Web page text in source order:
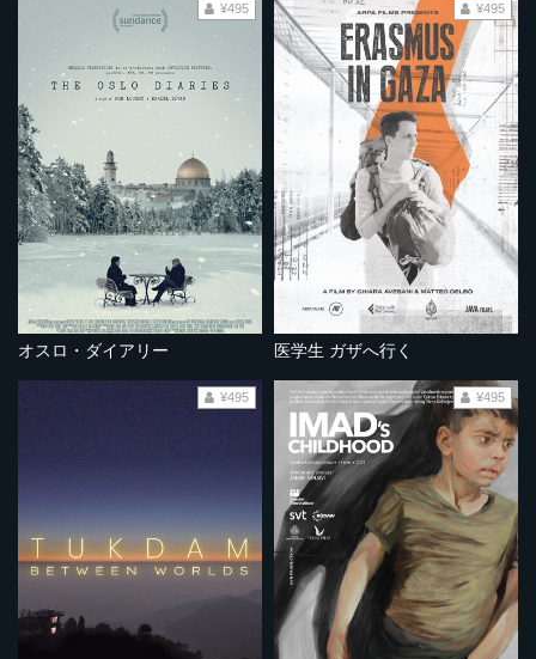
オスロ・ダイアリー
¥495
医学生 ガザへ行く
¥495
¥495 ¥495